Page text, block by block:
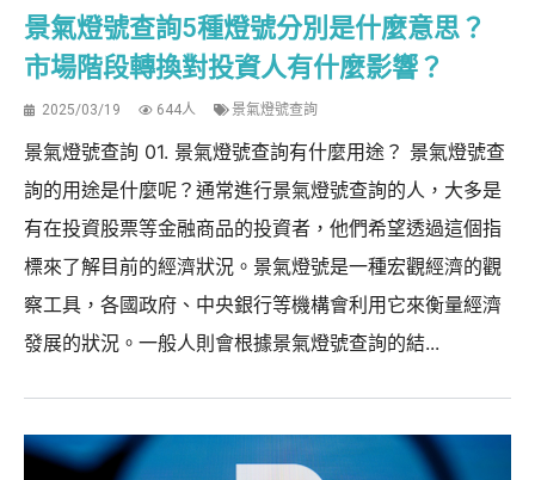
景氣燈號查詢5種燈號分別是什麼意思？
市場階段轉換對投資人有什麼影響？
2025/03/19 644人 景氣燈號查詢
景氣燈號查詢 01. 景氣燈號查詢有什麼用途？ 景氣燈號查
詢的用途是什麼呢？通常進行景氣燈號查詢的人，大多是
有在投資股票等金融商品的投資者，他們希望透過這個指
標來了解目前的經濟狀況。景氣燈號是一種宏觀經濟的觀
察工具，各國政府、中央銀行等機構會利用它來衡量經濟
發展的狀況。一般人則會根據景氣燈號查詢的結...